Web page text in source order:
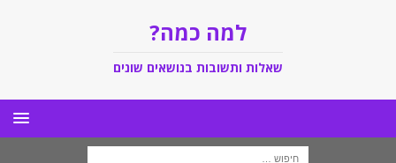
למה כמה?
שאלות ותשובות בנושאים שונים